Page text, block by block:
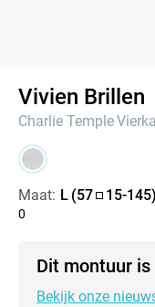
Vivien Brillen
Charlie Temple
Maat: L (57 15-145)
0
Dit montuur
Bekijk onze